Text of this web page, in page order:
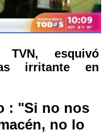
esquivó
irritante en
: "Si no nos
no lo